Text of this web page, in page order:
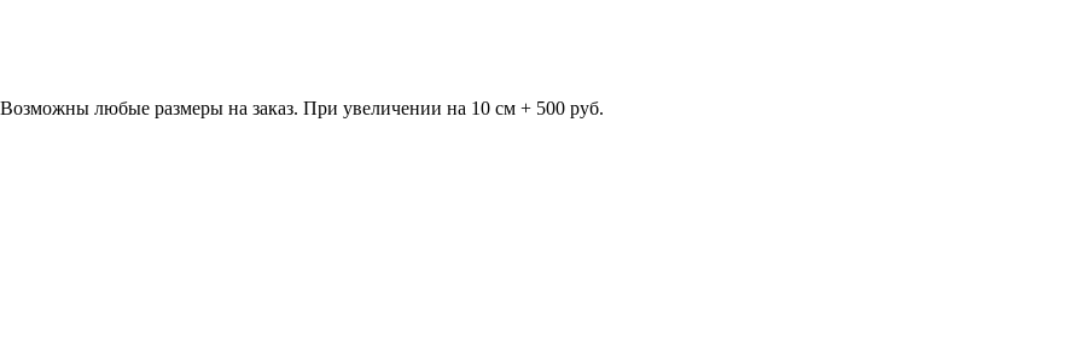
любые размеры на заказ. При увеличении на 10 см + 500 руб.